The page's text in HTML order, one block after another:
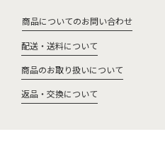
商品についてのお問い合わせ
配送・送料について
商品のお取り扱いについて
返品・交換について